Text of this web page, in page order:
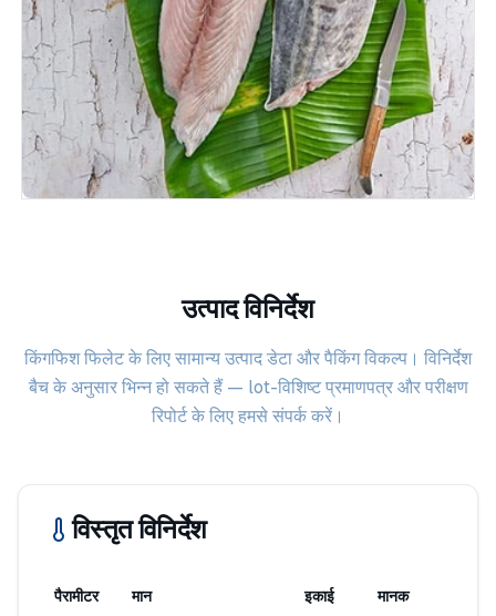
उत्पाद विनिर्देश
किंगफिश फिलेट के लिए सामान्य उत्पाद डेटा और पैकिंग विकल्प। विनिर्देश
बैच के अनुसार भिन्न हो सकते हैं — lot-विशिष्ट प्रमाणपत्र और परीक्षण
रिपोर्ट के लिए हमसे संपर्क करें।
विस्तृत विनिर्देश
पैरामीटर मान इकाई मानक